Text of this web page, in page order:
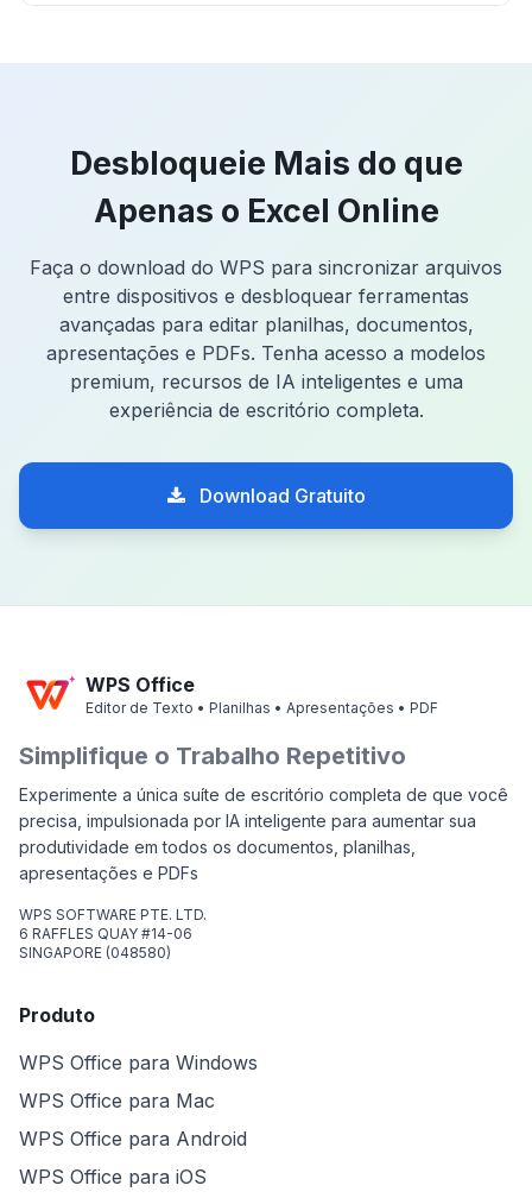
Desbloqueie Mais do que
Apenas o Excel Online
Faça o download do WPS para sincronizar arquivos
entre dispositivos e desbloquear ferramentas
avançadas para editar planilhas, documentos,
apresentações e PDFs. Tenha acesso a modelos
premium, recursos de IA inteligentes e uma
experiência de escritório completa.
Download Gratuito
WPS Office
Editor de Texto • Planilhas • Apresentações • PDF
Simplifique o Trabalho Repetitivo
Experimente a única suíte de escritório completa de que você
precisa, impulsionada por IA inteligente para aumentar sua
produtividade em todos os documentos, planilhas,
apresentações e PDFs
WPS SOFTWARE PTE. LTD.
6 RAFFLES QUAY #14-06
SINGAPORE (048580)
Produto
WPS Office para Windows
WPS Office para Mac
WPS Office para Android
WPS Office para iOS